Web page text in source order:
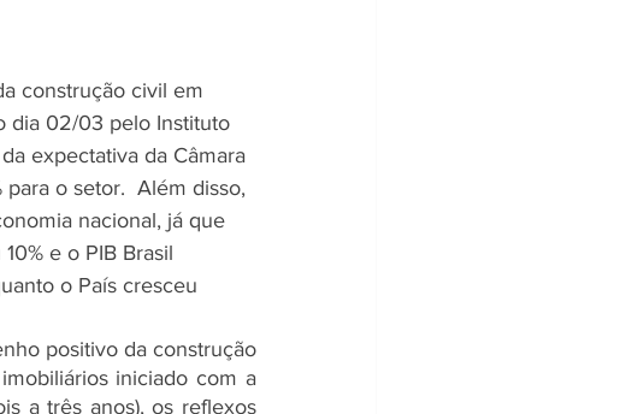
construção civil em
dia 02/03 pelo Instituto
expectativa da Câmara
para o setor.  Além disso,
nacional, já que
e o PIB Brasil
o País cresceu
positivo da construção
iniciado com a
a três anos), os reflexos